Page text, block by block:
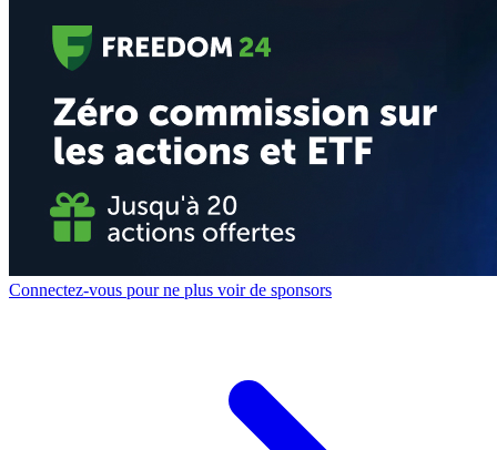
Connectez-vous pour ne plus voir de sponsors